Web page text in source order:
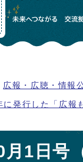
広報・広聴・情報
に発行した「広報
月1日号